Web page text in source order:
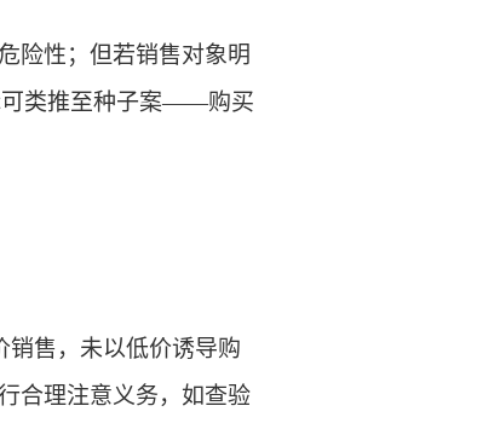
险性；但若销售对象明
类推至种子案——购买
销售，未以低价诱导购
合理注意义务， 如查验